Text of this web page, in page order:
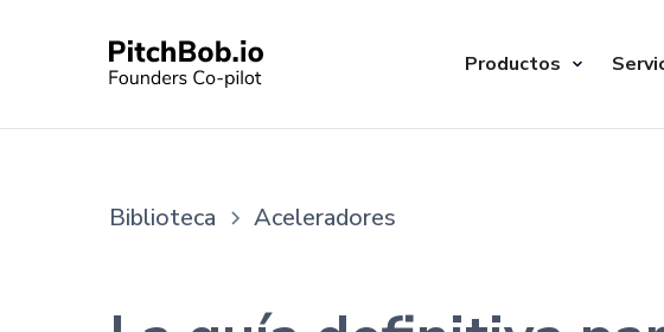
Productos
Biblioteca Aceleradores